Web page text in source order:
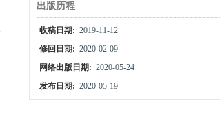
出版历程
收稿日期: 2019-11-12
修回日期: 2020-02-09
网络出版日期: 2020-05-24
发布日期: 2020-05-19